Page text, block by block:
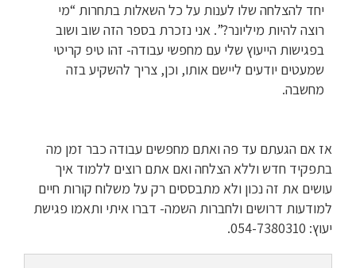
יחד להצלחה שלו לענות על כל השאלות בתחרות “מי
רוצה להיות מיליונר?”. אני נזכרת בספר הזה שוב ושוב
בפגישות הייעוץ שלי עם מחפשי עבודה- זהו טיפ קריטי
שמעטים יודעים ליישם אותו, וכן, צריך להשקיע בזה
מחשבה.
אז אם הגעתם עד פה ואתם מחפשים עבודה כבר זמן מה
בתפקיד חדש וללא הצלחה ואם אתם רוצים ללמוד איך
עושים את זה נכון ולא מתבססים רק על משלוח קורות חיים
למודעות דרושים ולחברות השמה- דברו איתי ותאמו פגישת
יעוץ: 054-7380310.